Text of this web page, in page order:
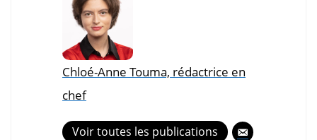
Chloé-Anne Touma, rédactrice en
chef
Voir toutes les publications